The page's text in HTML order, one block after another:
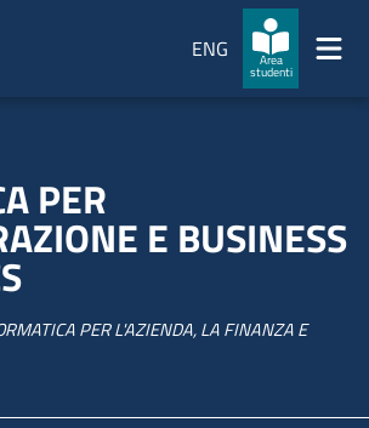
ENG
Area
studenti
PER
E BUSINESS
PER L'AZIENDA, LA FINANZA E